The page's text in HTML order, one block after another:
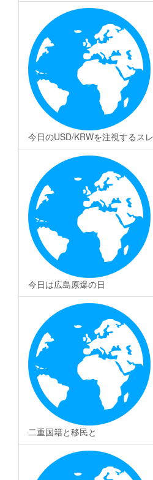
今日のUSD/KRWを注視するスレ
今日は広島原爆の日
二重国籍と移民と